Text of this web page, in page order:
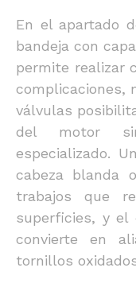
En el apartado
bandeja con
permite realizar
complicaciones,
válvulas
del motor
especializado.
cabeza blanda
trabajos que
superficies, y el
convierte en
tornillos